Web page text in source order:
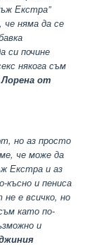
Екстра”
няма да се
си почине
някога съм
Лорена от
но аз просто
че може да
Екстра и аз
и пениса
е всичко, но
като по-
и